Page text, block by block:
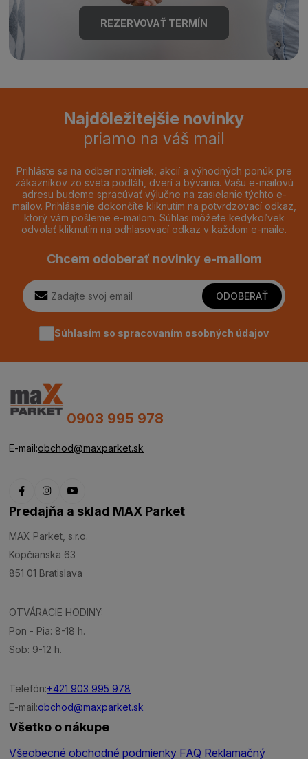
REZERVOVAŤ TERMÍN
Najdôležitejšie novinky
priamo na váš mail
Prihláste sa na odber noviniek, akcií a výhodných ponúk pre
zákazníkov zo sveta podláh, dverí a bývania. Vašu e-mailovú
adresu budeme spracúvať výlučne na zasielanie týchto e-
mailov. Prihlásenie dokončíte kliknutím na potvrdzovací odkaz,
ktorý vám pošleme e-mailom. Súhlas môžete kedykoľvek
odvolať kliknutím na odhlasovací odkaz v každom e-maile.
Chcem odoberať novinky e-mailom
ODOBERAŤ
Súhlasím so spracovaním osobných údajov
0903 995 978
E-mail:obchod@maxparket.sk
Predajňa a sklad MAX Parket
MAX Parket, s.r.o.
Kopčianska 63
851 01 Bratislava
OTVÁRACIE HODINY:
Pon - Pia: 8-18 h.
Sob: 9-12 h.
Telefón:+421 903 995 978
E-mail:obchod@maxparket.sk
Všetko o nákupe
Všeobecné obchodné podmienky FAQ Reklamačný